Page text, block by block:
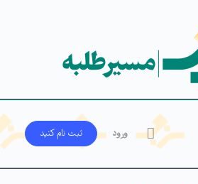
ورود ثبت‌ نام کنید